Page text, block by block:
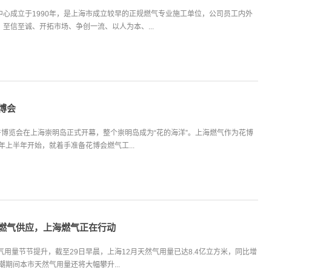
成立于1990年，是上海市成立较早的正规燃气专业施工单位，公司员工内外
信至诚、开拓市场、争创一流、以人为本、...
会
览会在上海崇明岛正式开幕，整个崇明岛成为“花的海洋”。上海燃气作为花博
上半年开始，就着手准备花博会燃气工...
气供应，上海燃气正在行动
用量节节提升，截至29日早晨，上海12月天然气用量已达8.4亿立方米，同比增
期间本市天然气用量还将大幅攀升...